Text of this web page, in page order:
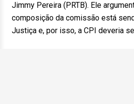
Jimmy Pereira (PRTB). Ele
composição da comissão está
Justiça e, por isso, a CPI deveria